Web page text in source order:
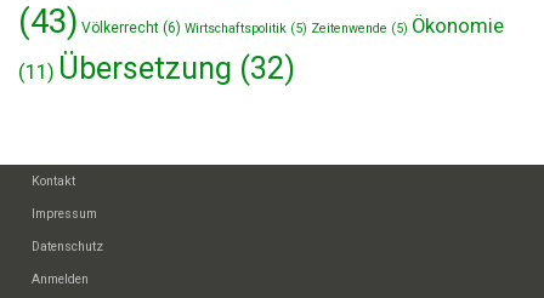
(43) Völkerrecht (6) Wirtschaftspolitik (5) Zeitenwende (5) Ökonomie
(11) Übersetzung (32)
Kontakt
Impressum
Datenschutz
Anmelden